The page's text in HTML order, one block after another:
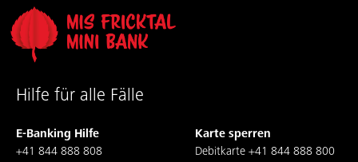
Hilfe für alle Fälle
E-Banking Hilfe
+41 844 888 808
Karte sperren
Debitkarte +41 844 888 800